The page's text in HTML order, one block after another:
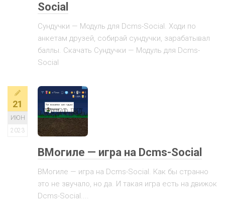
Social
Сундучки — Модуль для Dcms-Social. Ходи по
анкетам друзей, собирай сундучки, зарабатывал
баллы. Скачать Сундучки — Модуль для Dcms-
Social
21
ИЮН
2023
ВМогиле — игра на Dcms-Social
ВМогиле — игра на Dcms-Social. Как бы странно
это не звучало, но да. И такая игра есть на движок
Dcms-Social....